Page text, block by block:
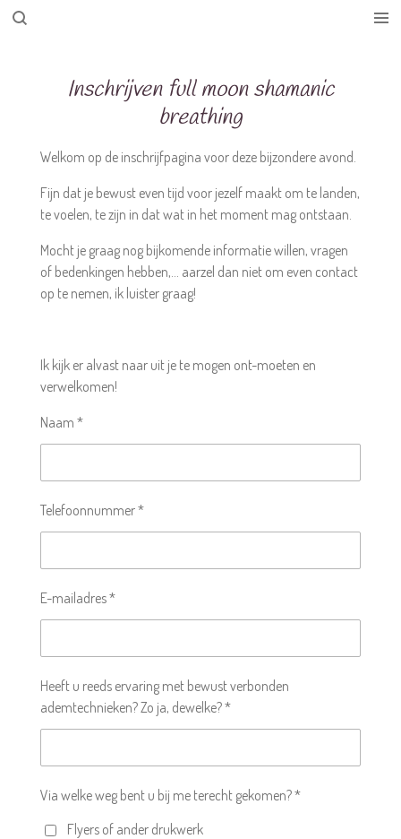
Ga
Inschrijven full moon shamanic
breathing
Welkom op de inschrijfpagina voor deze bijzondere avond.
Fijn dat je bewust even tijd voor jezelf maakt om te landen,
te voelen, te zijn in dat wat in het moment mag ontstaan.
Mocht je graag nog bijkomende informatie willen, vragen
of bedenkingen hebben,... aarzel dan niet om even contact
op te nemen, ik luister graag!
Ik kijk er alvast naar uit je te mogen ont-moeten en
verwelkomen!
Naam *
Telefoonnummer *
E-mailadres *
Heeft u reeds ervaring met bewust verbonden
ademtechnieken? Zo ja, dewelke? *
Via welke weg bent u bij me terecht gekomen? *
Flyers of ander drukwerk